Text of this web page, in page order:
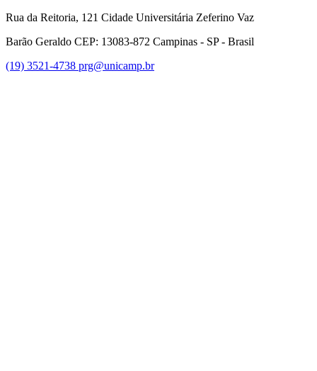
Rua da Reitoria, 121 Cidade Universitária Zeferino Vaz
Barão Geraldo CEP: 13083-872 Campinas - SP - Brasil
(19) 3521-4738 prg@unicamp.br